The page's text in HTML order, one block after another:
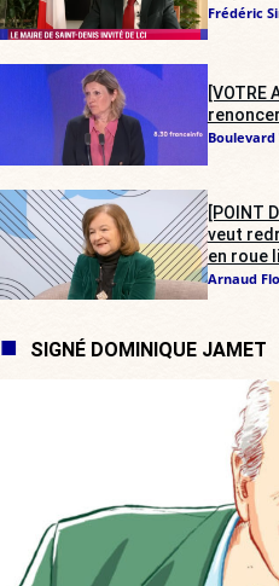
Frédéric
[VOTRE
[POINT
veut
en roue
Arnaud
SIGNÉ DOMINIQUE JAMET